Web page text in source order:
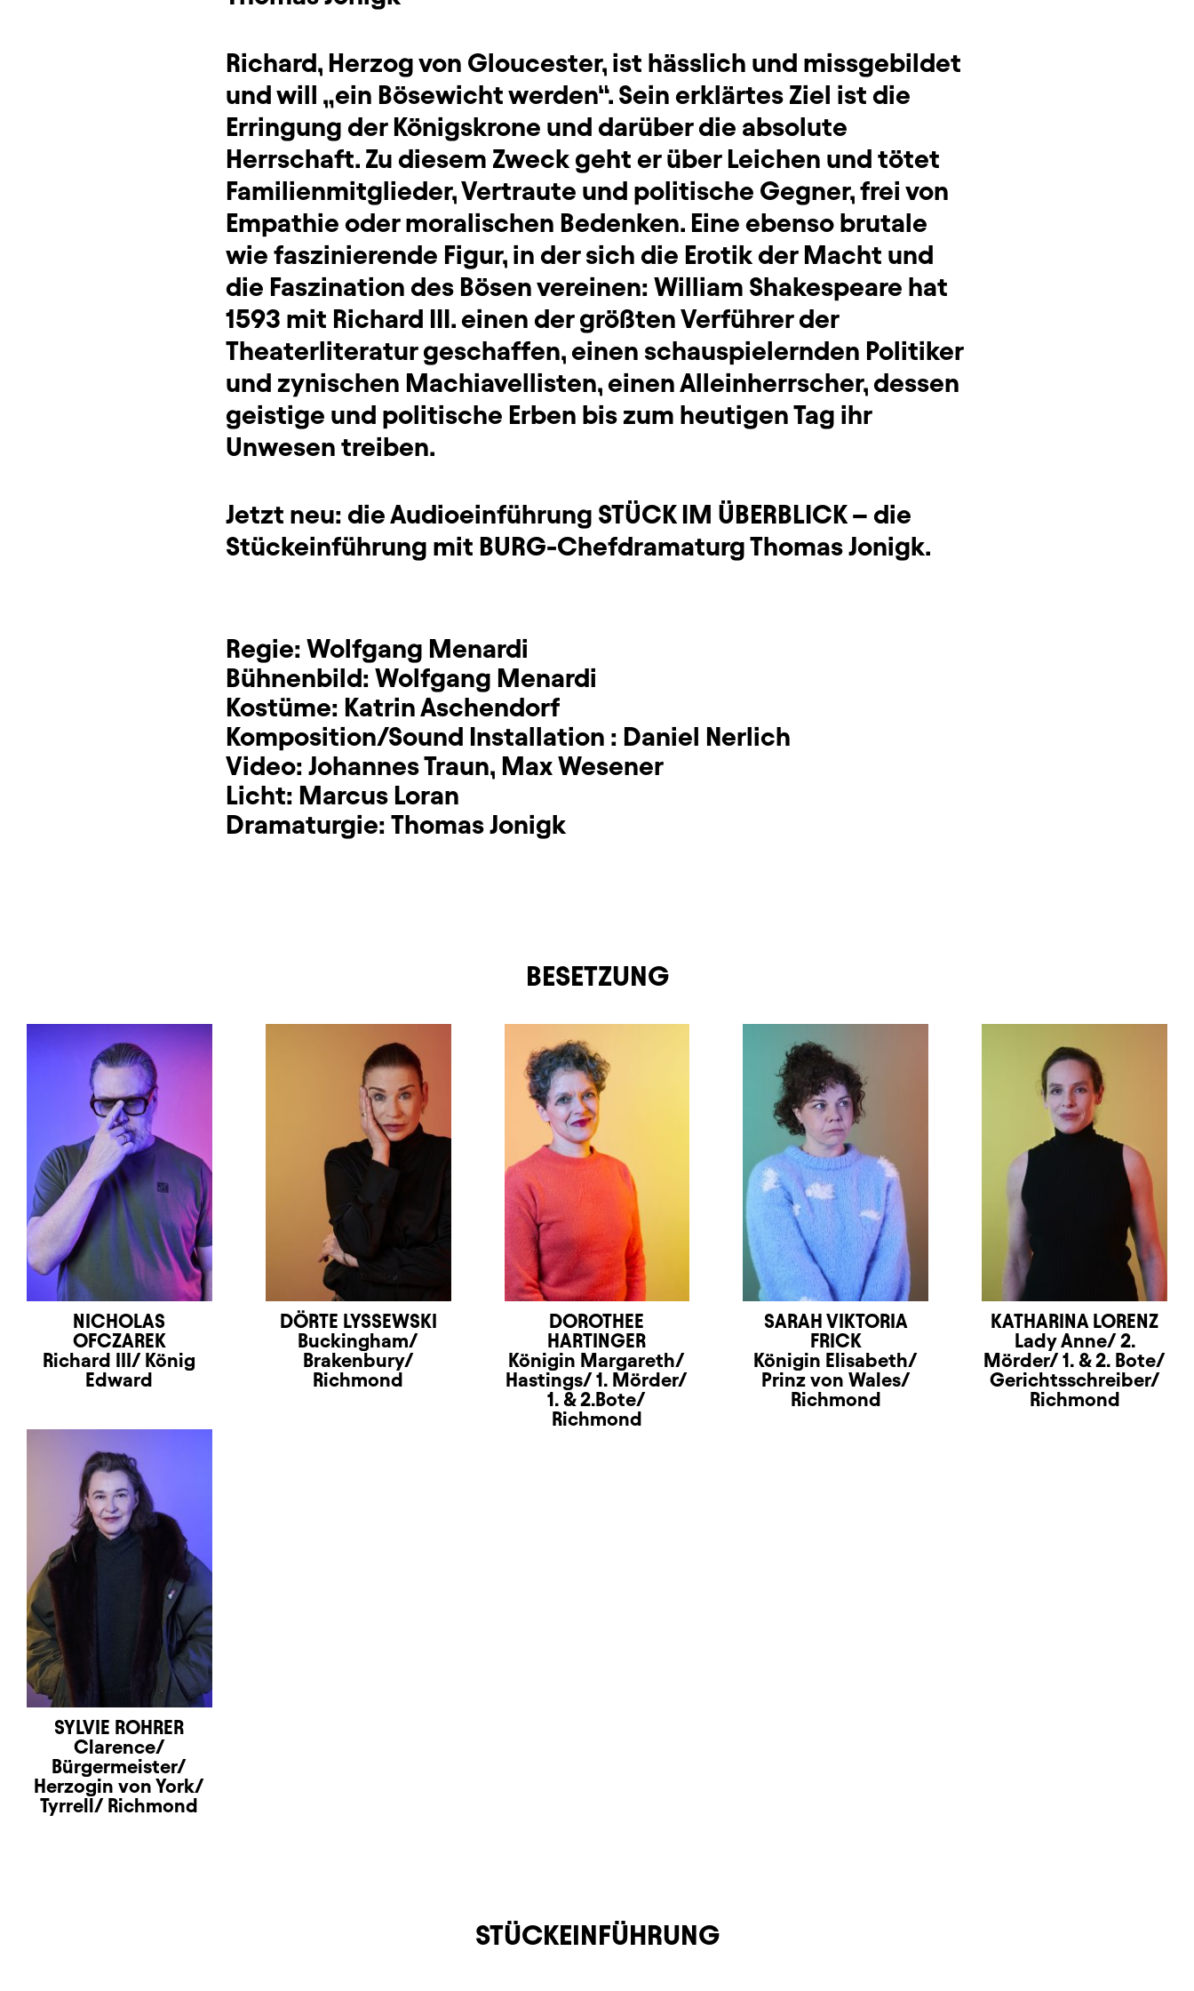
Richard, Herzog von Gloucester, ist hässlich und missgebildet
und will „ein Bösewicht werden“. Sein erklärtes Ziel ist die
Erringung der Königskrone und darüber die absolute
Herrschaft. Zu diesem Zweck geht er über Leichen und tötet
Familienmitglieder, Vertraute und politische Gegner, frei von
Empathie oder moralischen Bedenken. Eine ebenso brutale
wie faszinierende Figur, in der sich die Erotik der Macht und
die Faszination des Bösen vereinen: William Shakespeare hat
1593 mit Richard III. einen der größten Verführer der
Theaterliteratur geschaffen, einen schauspielernden Politiker
und zynischen Machiavellisten, einen Alleinherrscher, dessen
geistige und politische Erben bis zum heutigen Tag ihr
Unwesen treiben.
Jetzt neu: die Audioeinführung STÜCK IM ÜBERBLICK – die
Stückeinführung mit BURG-Chefdramaturg Thomas Jonigk.
Regie: Wolfgang Menardi
Bühnenbild: Wolfgang Menardi
Kostüme: Katrin Aschendorf
Komposition/Sound Installation : Daniel Nerlich
Video: Johannes Traun, Max Wesener
Licht: Marcus Loran
Dramaturgie: Thomas Jonigk
BESETZUNG
NICHOLAS
OFCZAREK
Richard III/ König
Edward
DÖRTE LYSSEWSKI
Buckingham/
Brakenbury/
Richmond
DOROTHEE
HARTINGER
Königin Margareth/
Hastings/ 1. Mörder/
1. & 2.Bote/
Richmond
SARAH VIKTORIA
FRICK
Königin Elisabeth/
Prinz von Wales/
Richmond
KATHARINA LORENZ
Lady Anne/ 2.
Mörder/ 1. & 2. Bote/
Gerichtsschreiber/
Richmond
SYLVIE ROHRER
Clarence/
Bürgermeister/
Herzogin von York/
Tyrrell/ Richmond
STÜCKEINFÜHRUNG